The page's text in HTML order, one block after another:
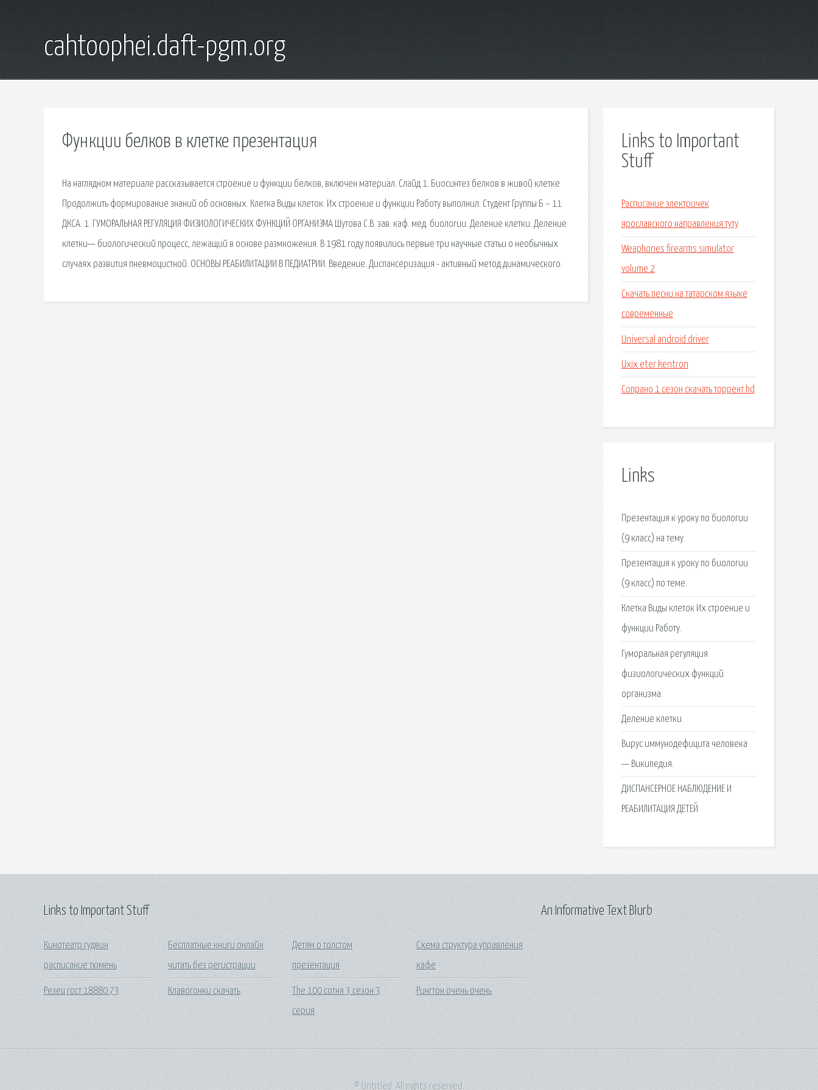
cahtoophei.daft-pgm.org
Функции белков в клетке презентация
На наглядном материале рассказывается строение и функции белков, включен материал. Слайд 1. Биосинтез белков в живой клетке
Продолжить формирование знаний об основных. Клетка Виды клеток. Их строение и функции Работу выполнил: Студент Группы Б – 11
ДКСА. 1. ГУМОРАЛЬНАЯ РЕГУЛЯЦИЯ ФИЗИОЛОГИЧЕСКИХ ФУНКЦИЙ ОРГАНИЗМА Шутова С.В. зав. каф. мед. биологии. Деление клетки. Деление
клетки— биологический процесс, лежащий в основе размножения. В 1981 году появились первые три научные статьи о необычных
случаях развития пневмоцистной. ОСНОВЫ РЕАБИЛИТАЦИИ В ПЕДИАТРИИ. Введение. Диспансеризация - активный метод динамического.
Links to Important
Stuff
Расписание электричек
ярославского направления туту
Weaphones firearms simulator
volume 2
Скачать песни на татарском языке
современные
Universal android driver
Uxix eter kentron
Сопрано 1 сезон скачать торрент hd
Links
Презентация к уроку по биологии
(9 класс) на тему.
Презентация к уроку по биологии
(9 класс) по теме.
Клетка Виды клеток Их строение и
функции Работу.
Гуморальная регуляция
физиологических функций
организма.
Деление клетки.
Вирус иммунодефицита человека
— Википедия.
ДИСПАНСЕРНОЕ НАБЛЮДЕНИЕ И
РЕАБИЛИТАЦИЯ ДЕТЕЙ
Links to Important Stuff
Кинотеатр гудвин
расписание тюмень
Резец гост 18880 73
Бесплатные книги онлайн
читать без регистрации
Клавогонки скачать
Детям о толстом
презентация
The 100 сотня 3 сезон 3
серия
Схема структура управления
кафе
Рингтон очень очень
An Informative Text Blurb
© Untitled. All rights reserved.